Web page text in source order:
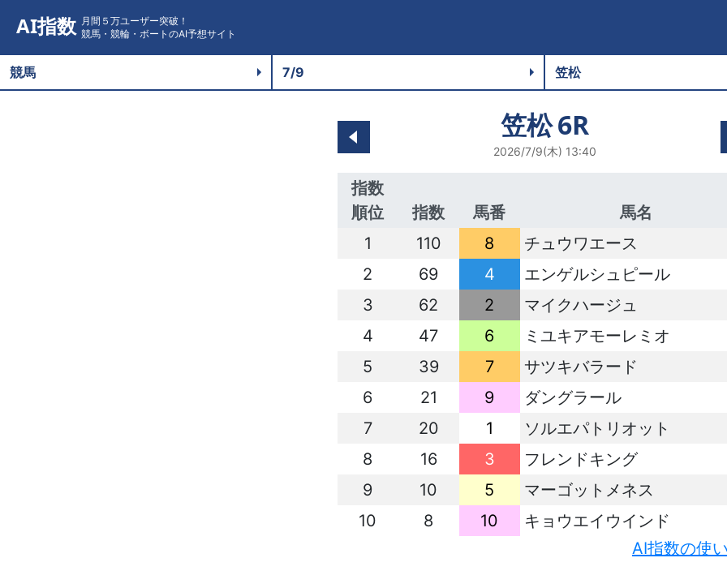
AI指数 月間５万ユーザー突破！
競馬・競輪・ボートのAI予想サイト
笠松6R
2026/7/9(木) 13:40
指数
順位
指数 馬番
馬名
1
110 8
チュウワエース
2
69 4
エンゲルシュピール
3
62 2
マイクハージュ
4
47 6
ミユキアモーレミオ
5
39 7
サツキバラード
6
21 9
ダングラール
7
20 1
ソルエパトリオット
8
16 3
フレンドキング
9
10 5
マーゴットメネス
10
8 10
キョウエイウインド
AI指数の使